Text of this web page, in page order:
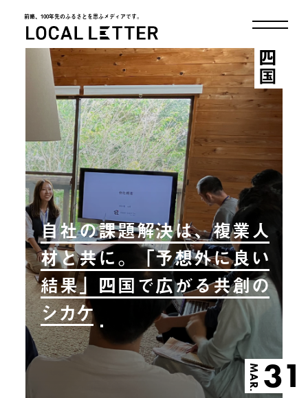
前略、100年先のふるさとを思ふメディアです。
LOCAL LETTER
自社の課題解決は、複業人
材と共に。「予想外に良い
結果」四国で広がる共創の
シカケ
MAR. 31
四国